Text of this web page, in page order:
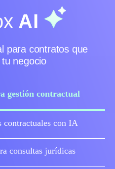
AI
para contratos que
negocio
gestión contractual
contractuales con IA
consultas jurídicas